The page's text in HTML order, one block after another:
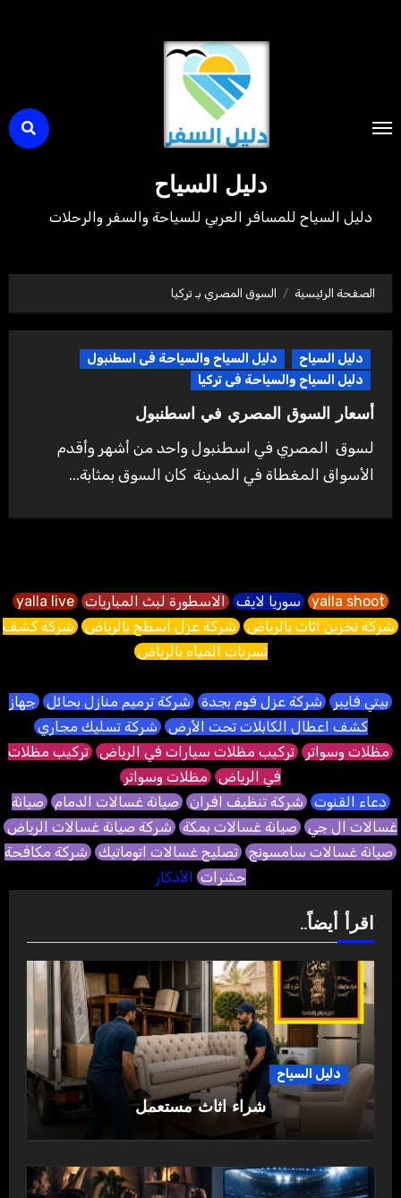
دليل السياح
دليل السياح للمسافر العربي للسياحة والسفر والرحلات
الصفحة الرئيسية السوق المصري بـ تركيا
دليل السياح
دليل السياح والسياحة فى اسطنبول
دليل السياح والسياحة فى تركيا
أسعار السوق المصري في اسطنبول
لسوق المصري في اسطنبول واحد من أشهر وأقدم
الأسواق المغطاة في المدينة كان السوق بمثابة...
yalla shoot سوريا لايف الاسطورة لبث المباريات yalla live
شركة تخزين اثاث بالرياض شركة عزل اسطح بالرياض شركة كشف
تسربات المياه بالرياض
بيتي فايبر شركة عزل فوم بجدة شركة ترميم منازل بحائل جهاز
كشف اعطال الكابلات تحت الأرض شركة تسليك مجاري
مظلات وسواتر تركيب مظلات سيارات في الرياض تركيب مظلات
في الرياض مظلات وسواتر
دعاء القنوت شركة تنظيف افران صيانة غسالات الدمام صيانة
غسالات ال جي صيانة غسالات بمكة شركة صيانة غسالات الرياض
صيانة غسالات سامسونج تصليح غسالات اتوماتيك شركة مكافحة
حشرات الأذكار
اقرأ أيضاً..
دليل السياح
شراء اثاث مستعمل